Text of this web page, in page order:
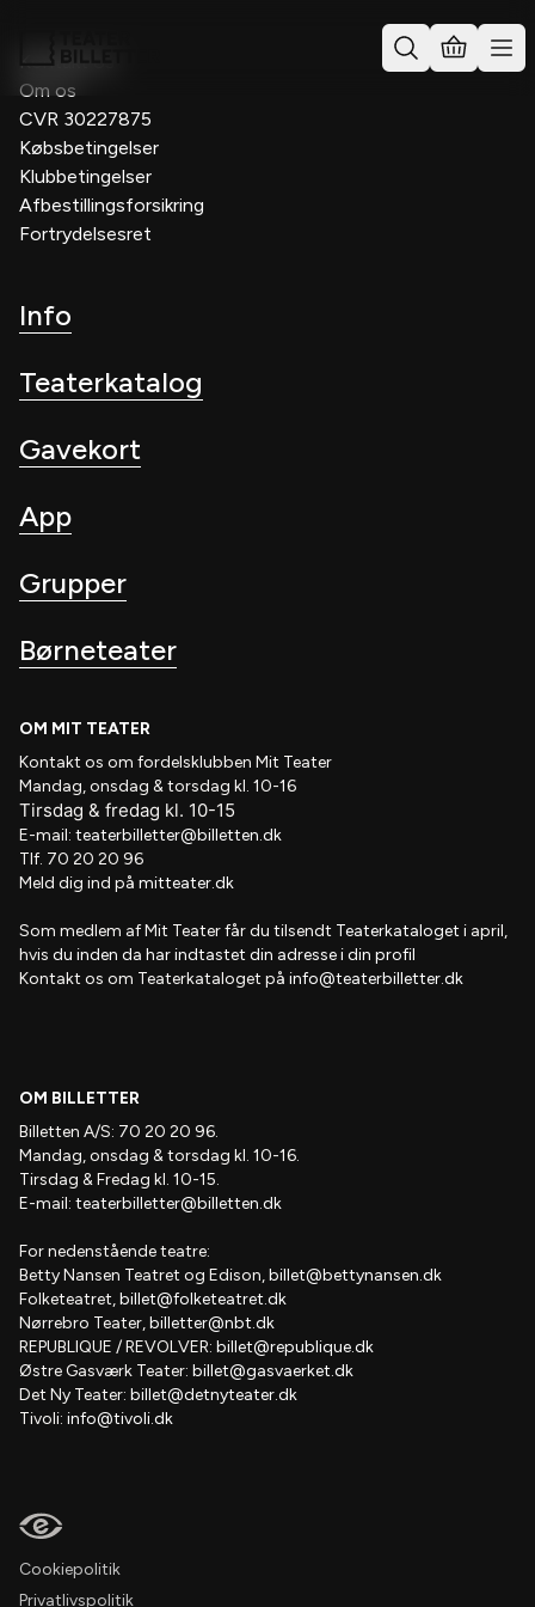
Kontakt os
Om os
CVR 30227875
Købsbetingelser
Klubbetingelser
Afbestillingsforsikring
Fortrydelsesret
Info
Teaterkatalog
Gavekort
App
Grupper
Børneteater
OM MIT TEATER
Kontakt os om fordelsklubben Mit Teater
Mandag, onsdag & torsdag kl. 10-16
Tirsdag & fredag kl. 10-15
E-mail: teaterbilletter@billetten.dk
Tlf. 70 20 20 96
Meld dig ind på mitteater.dk
Som medlem afMit Teaterfår du tilsendt Teaterkataloget i april,
hvis du inden da har indtastet din adresse i din profil
Kontakt os om Teaterkataloget på info@teaterbilletter.dk
OM BILLETTER
Billetten A/S: 70 20 20 96.
Mandag, onsdag & torsdag kl. 10-16.
Tirsdag & Fredag kl. 10-15.
E-mail: teaterbilletter@billetten.dk
For nedenstående teatre:
Betty Nansen Teatret og Edison,billet@bettynansen.dk
Folketeatret,billet@folketeatret.dk
Nørrebro Teater,billetter@nbt.dk
REPUBLIQUE / REVOLVER: billet@republique.dk
Østre Gasværk Teater: billet@gasvaerket.dk
Det Ny Teater: billet@detnyteater.dk
Tivoli: info@tivoli.dk
Cookiepolitik
Privatlivspolitik